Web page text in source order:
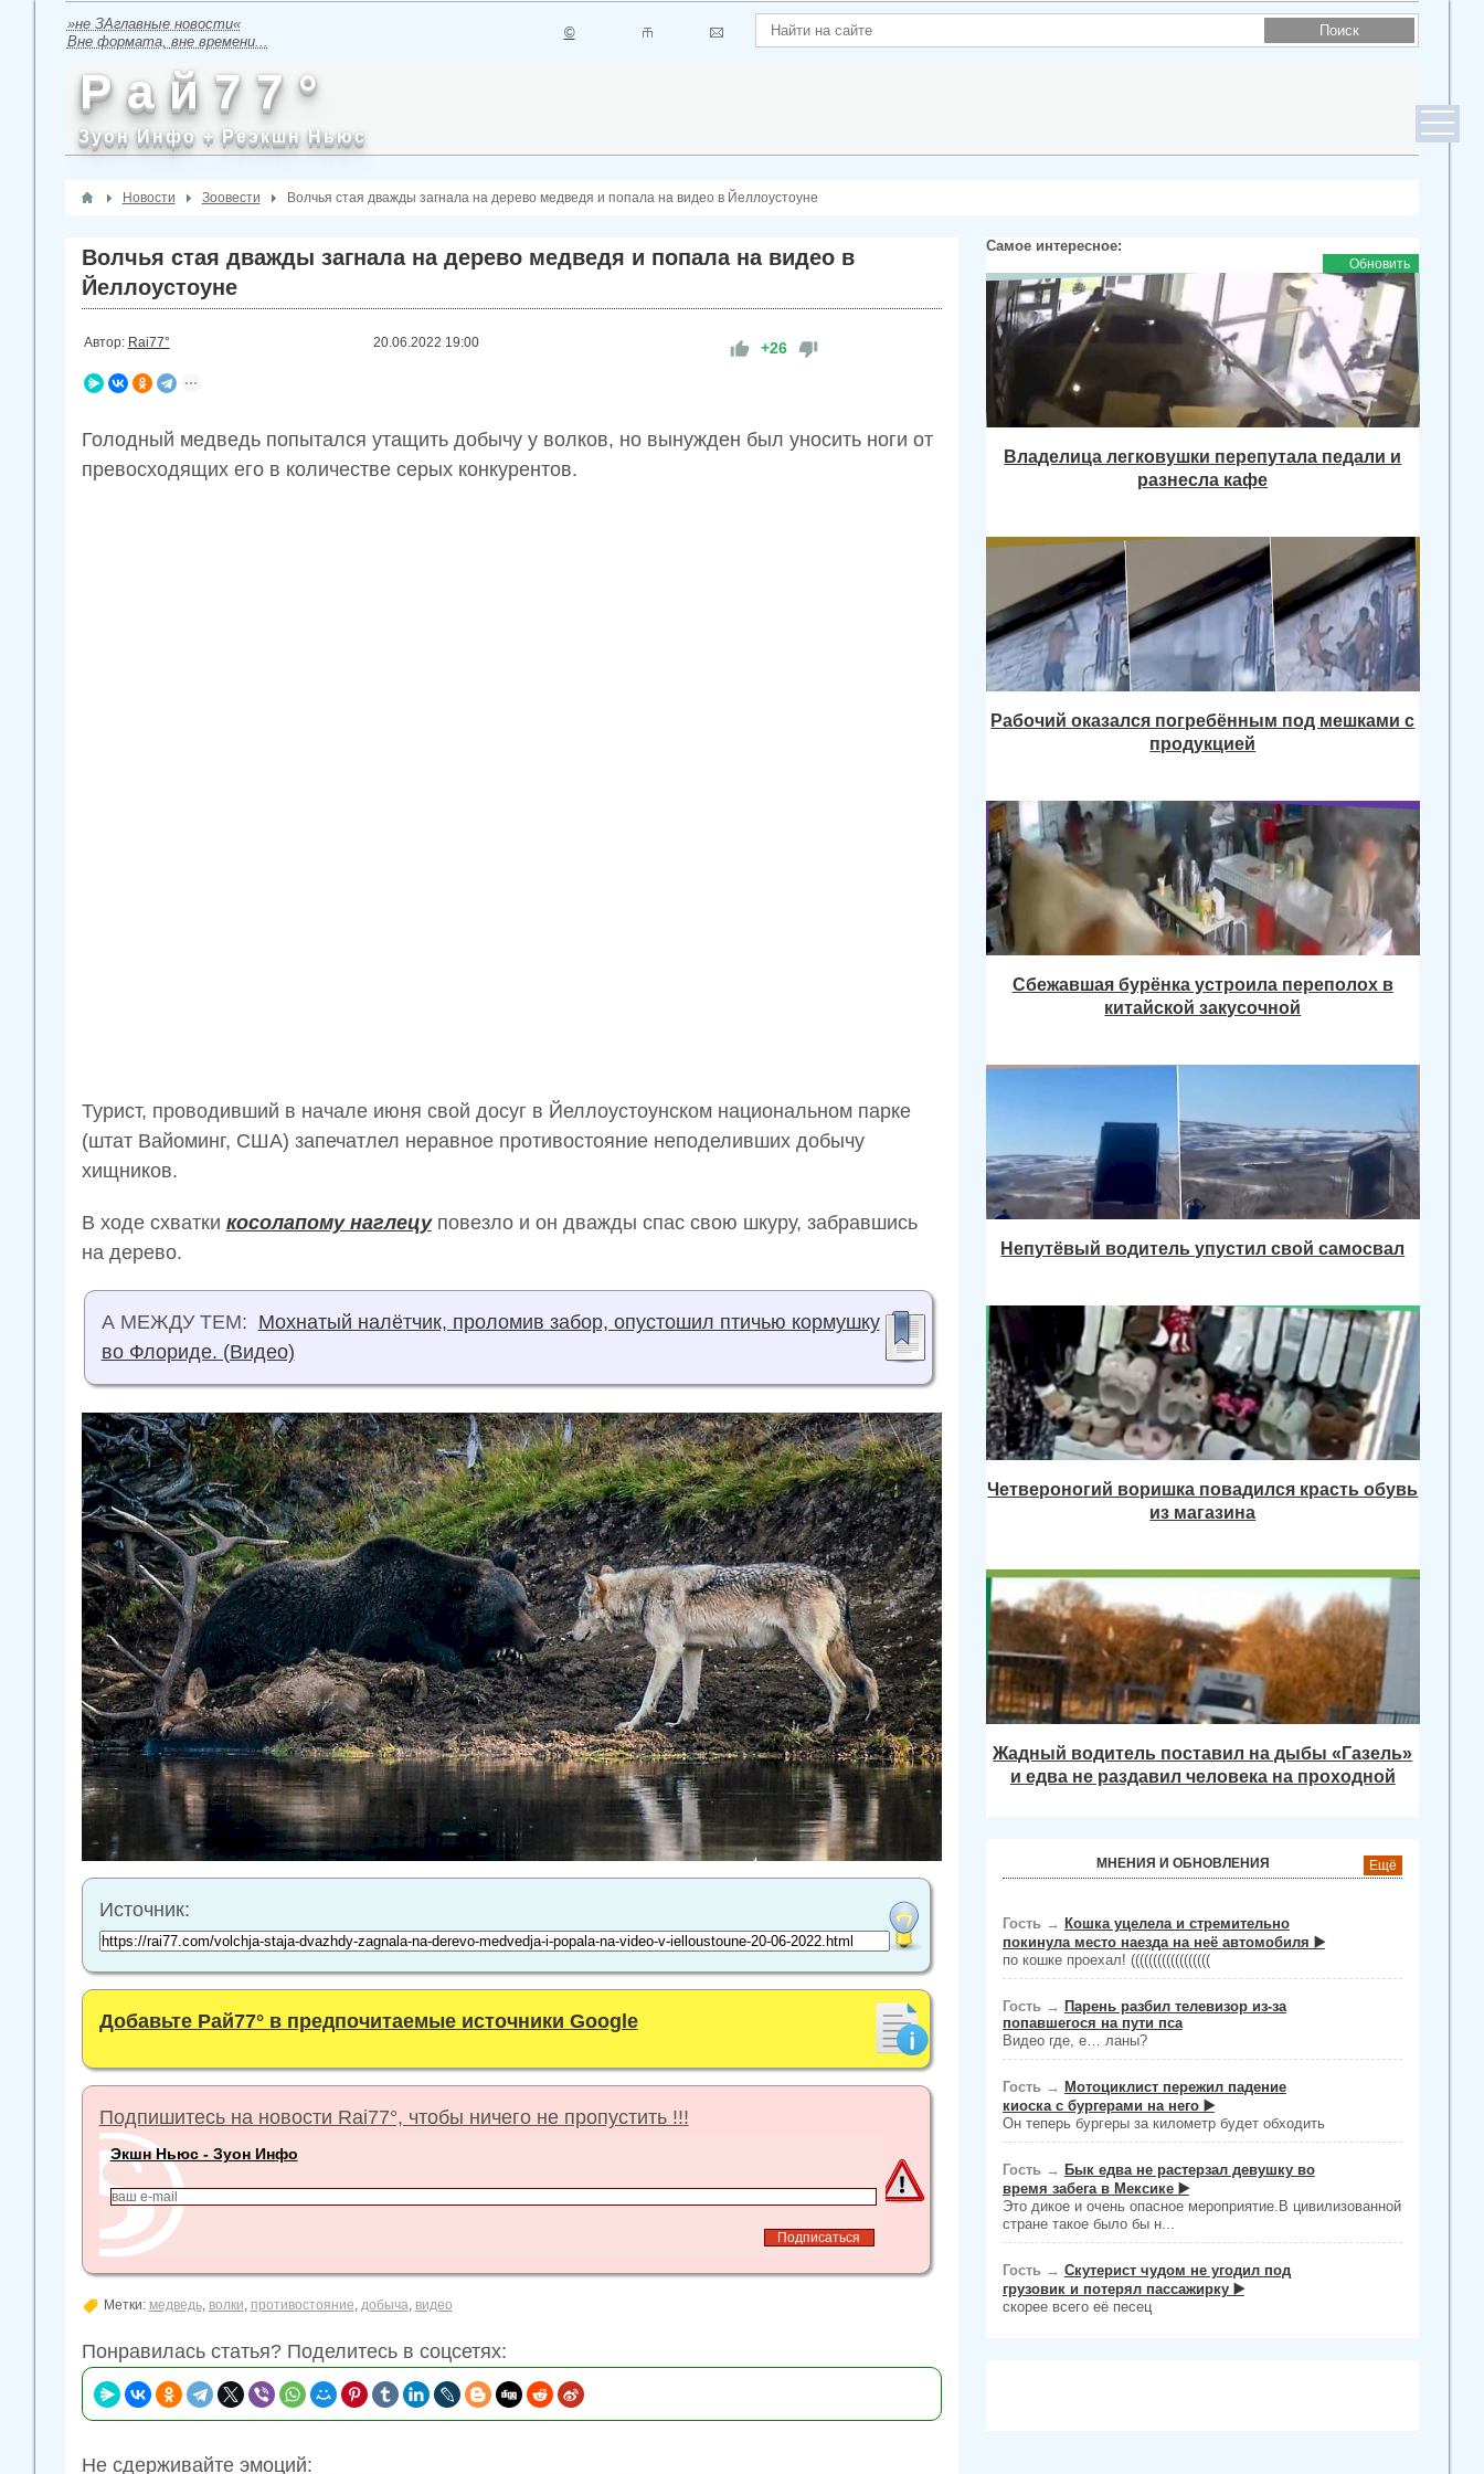
»не ЗАглавные новости«
Вне формата, вне времени...
©
Р а й 7 7 °
Зуон Инфо + Реэкшн Ньюс
Новости Зоовести Волчья стая дважды загнала на дерево медведя и попала на видео в Йеллоустоуне
Волчья стая дважды загнала на дерево медведя и попала на видео в
Йеллоустоуне
Автор: Rai77° 20.06.2022 19:00 +26
Голодный медведь попытался утащить добычу у волков, но вынужден был уносить ноги от
превосходящих его в количестве серых конкурентов.
Турист, проводивший в начале июня свой досуг в Йеллоустоунском национальном парке
(штат Вайоминг, США) запечатлел неравное противостояние неподеливших добычу
хищников.
В ходе схватки косолапому наглецуповезло и он дважды спас свою шкуру, забравшись
на дерево.
А МЕЖДУ ТЕМ: Мохнатый налётчик, проломив забор, опустошил птичью кормушку
во Флориде. (Видео)
Источник:
Добавьте Рай77° в предпочитаемые источники Google
Подпишитесь на новости Rai77°, чтобы ничего не пропустить !!!
Экшн Ньюс - Зуон Инфо
Метки: медведь, волки, противостояние, добыча, видео
Понравилась статья? Поделитесь в соцсетях:
Не сдерживайте эмоций:
Самое интересное:
Обновить
Владелица легковушки перепутала педали и
разнесла кафе
Рабочий оказался погребённым под мешками с
продукцией
Сбежавшая бурёнка устроила переполох в
китайской закусочной
Непутёвый водитель упустил свой самосвал
Четвероногий воришка повадился красть обувь
из магазина
Жадный водитель поставил на дыбы «Газель»
и едва не раздавил человека на проходной
МНЕНИЯ И ОБНОВЛЕНИЯ Ещё
Гость → Кошка уцелела и стремительно
покинула место наезда на неё автомобиля ▶️
по кошке проехал! ((((((((((((((((((
Гость → Парень разбил телевизор из-за
попавшегося на пути пса
Видео где, е… ланы?
Гость → Мотоциклист пережил падение
киоска с бургерами на него ▶️
Он теперь бургеры за километр будет обходить
Гость → Бык едва не растерзал девушку во
время забега в Мексике ▶️
Это дикое и очень опасное мероприятие.В цивилизованной
стране такое было бы н...
Гость → Скутерист чудом не угодил под
грузовик и потерял пассажирку ▶️
скорее всего её песец